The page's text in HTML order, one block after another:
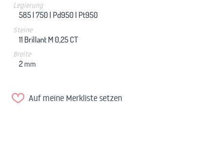
Legierung
585 |750 | Pd950 | Pt950
Steine
11 Brillant M 0,25 CT
Breite
2 mm
Auf meine Merkliste setzen